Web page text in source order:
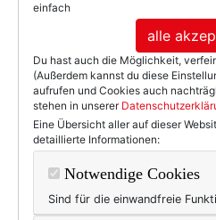
einfach
alle
Du hast auch die Möglichkeit,
(Außerdem kannst du diese
aufrufen und Cookies auch
stehen in unserer
Eine Übersicht aller auf dieser
detaillierte Informationen:
Notwendige Cookies
Sind für die einwandfreie